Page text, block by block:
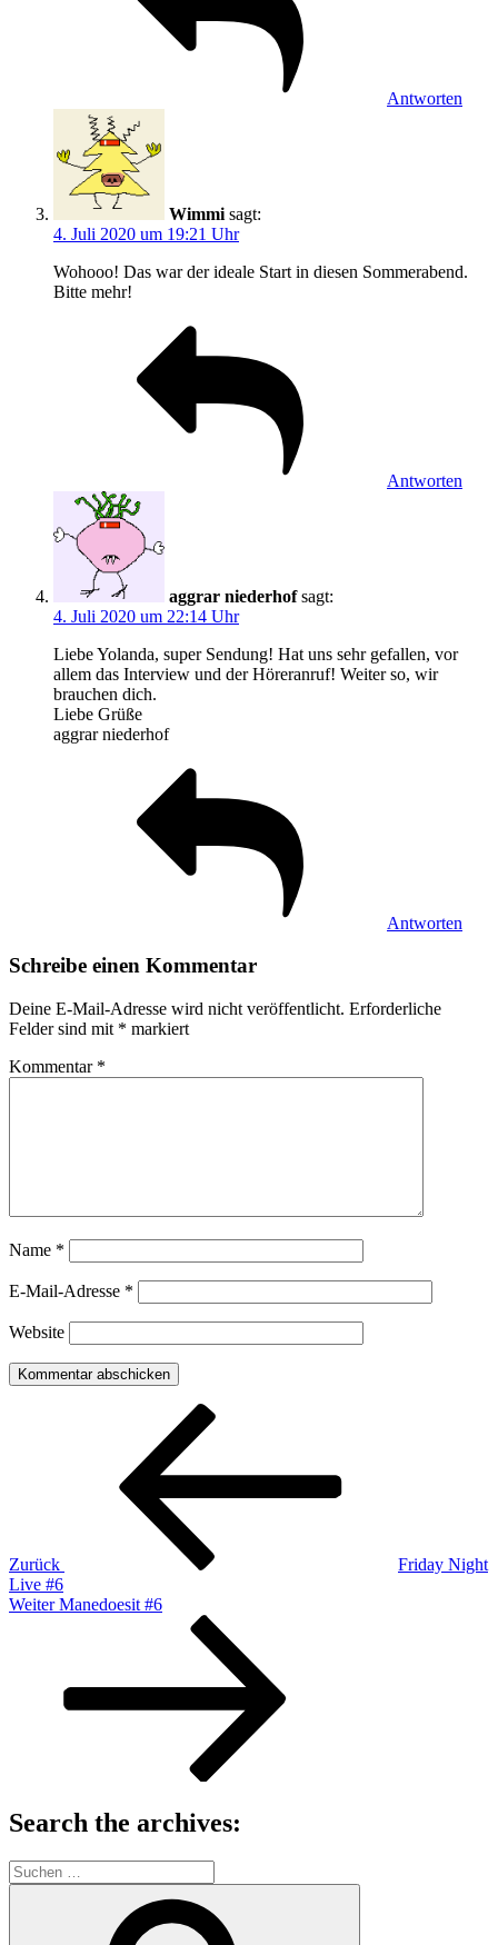
Antworten
Wimmi sagt:
4. Juli 2020 um 19:21 Uhr
Wohooo! Das war der ideale Start in diesen Sommerabend.
Bitte mehr!
Antworten
aggrar niederhof sagt:
4. Juli 2020 um 22:14 Uhr
Liebe Yolanda, super Sendung! Hat uns sehr gefallen, vor
allem das Interview und der Höreranruf! Weiter so, wir
brauchen dich.
Liebe Grüße
aggrar niederhof
Antworten
Schreibe einen Kommentar
Deine E-Mail-Adresse wird nicht veröffentlicht. Erforderliche
Felder sind mit * markiert
Kommentar *
Name *
E-Mail-Adresse *
Website
Beitragsnavigation
Zurück
Friday Night
Live #6
Nächster
Weiter Manedoesit #6
Search the archives:
Suche
nach: